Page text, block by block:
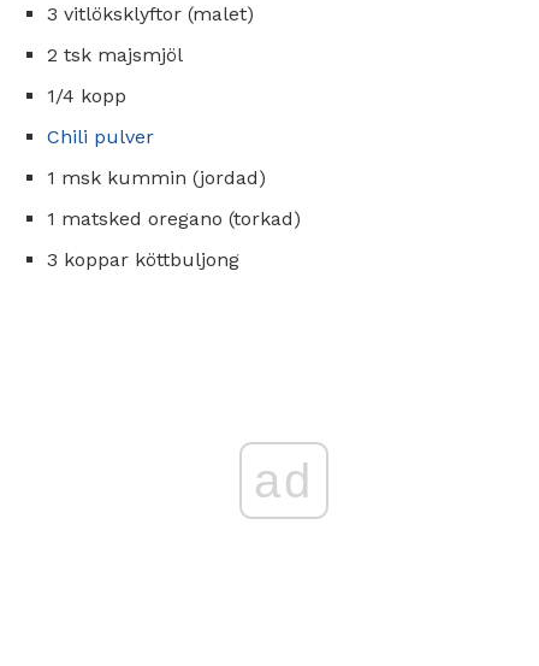
3 vitlöksklyftor (malet)
2 tsk majsmjöl
1/4 kopp
Chili pulver
1 msk kummin (jordad)
1 matsked oregano (torkad)
3 koppar köttbuljong
ad